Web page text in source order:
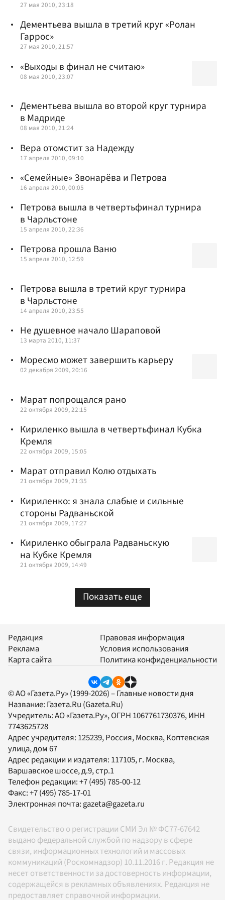
27 мая 2010, 23:18
Дементьева вышла в третий круг «Ролан
Гаррос»
27 мая 2010, 21:57
«Выходы в финал не считаю»
08 мая 2010, 23:07
Дементьева вышла во второй круг турнира
в Мадриде
08 мая 2010, 21:24
Вера отомстит за Надежду
17 апреля 2010, 09:10
«Семейные» Звонарёва и Петрова
16 апреля 2010, 00:05
Петрова вышла в четвертьфинал турнира
в Чарльстоне
15 апреля 2010, 22:36
Петрова прошла Ваню
15 апреля 2010, 12:59
Петрова вышла в третий круг турнира
в Чарльстоне
14 апреля 2010, 23:55
Не душевное начало Шараповой
13 марта 2010, 11:37
Моресмо может завершить карьеру
02 декабря 2009, 20:16
Марат попрощался рано
22 октября 2009, 22:15
Кириленко вышла в четвертьфинал Кубка
Кремля
22 октября 2009, 15:05
Марат отправил Колю отдыхать
21 октября 2009, 21:35
Кириленко: я знала слабые и сильные
стороны Радваньской
21 октября 2009, 17:27
Кириленко обыграла Радваньскую
на Кубке Кремля
21 октября 2009, 14:49
Показать еще
Редакция
Реклама
Карта сайта
Правовая информация
Условия использования
Политика конфиденциальности
© АО «Газета.Ру» (1999-2026) – Главные новости дня
Название: Газета.Ru (Gazeta.Ru)
Учредитель:АО «Газета.Ру», ОГРН 1067761730376, ИНН
7743625728
Адрес учредителя: 125239, Россия, Москва, Коптевская
улица, дом 67
Адрес редакции и издателя: 117105, г. Москва,
Варшавское шоссе, д.9, стр.1
Телефон редакции:+7 (495) 785-00-12
Факс:+7 (495) 785-17-01
Электронная почта: gazeta@gazeta.ru
Свидетельство о регистрации СМИ Эл № ФС77-67642
выдано федеральной службой по надзору в сфере
связи, информационных технологий и массовых
коммуникаций (Роскомнадзор) 10.11.2016 г. Редакция не
несет ответственности за достоверность информации,
содержащейся в рекламных объявлениях. Редакция не
предоставляет справочной информации.